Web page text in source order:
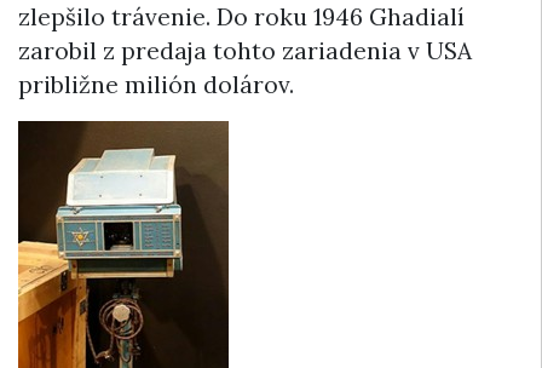
zlepšilo trávenie. Do roku 1946 Ghadialí
zarobil z predaja tohto zariadenia v USA
približne milión dolárov.